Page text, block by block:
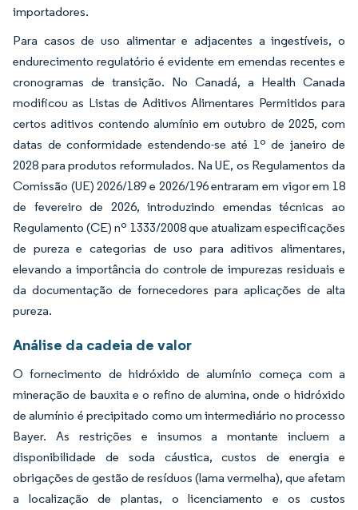
importadores.
Para casos de uso alimentar e adjacentes a ingestíveis, o
endurecimento regulatório é evidente em emendas recentes e
cronogramas de transição. No Canadá, a Health Canada
modificou as Listas de Aditivos Alimentares Permitidos para
certos aditivos contendo alumínio em outubro de 2025, com
datas de conformidade estendendo-se até 1º de janeiro de
2028 para produtos reformulados. Na UE, os Regulamentos da
Comissão (UE) 2026/189 e 2026/196 entraram em vigor em 18
de fevereiro de 2026, introduzindo emendas técnicas ao
Regulamento (CE) nº 1333/2008 que atualizam especificações
de pureza e categorias de uso para aditivos alimentares,
elevando a importância do controle de impurezas residuais e
da documentação de fornecedores para aplicações de alta
pureza.
Análise da cadeia de valor
O fornecimento de hidróxido de alumínio começa com a
mineração de bauxita e o refino de alumina, onde o hidróxido
de alumínio é precipitado como um intermediário no processo
Bayer. As restrições e insumos a montante incluem a
disponibilidade de soda cáustica, custos de energia e
obrigações de gestão de resíduos (lama vermelha), que afetam
a localização de plantas, o licenciamento e os custos